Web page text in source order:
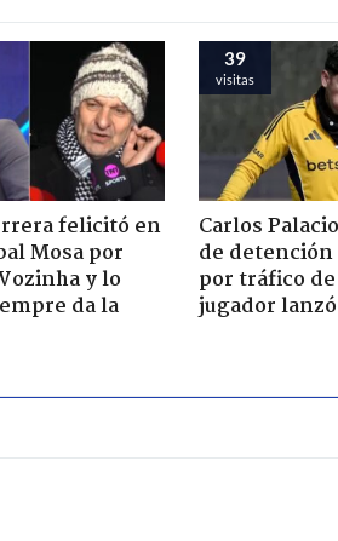
felicitó en
Mosa por
y lo
da la
39
visitas
Carlos
de detención
por tráfico
jugador